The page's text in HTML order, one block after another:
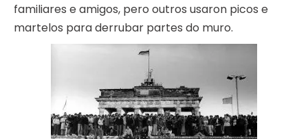
familiares e amigos, pero outros usaron picos e
martelos para derrubar partes do muro.